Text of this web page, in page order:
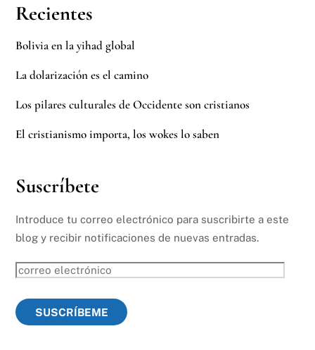
Recientes
Bolivia en la yihad global
La dolarización es el camino
Los pilares culturales de Occidente son cristianos
El cristianismo importa, los wokes lo saben
Suscríbete
Introduce tu correo electrónico para suscribirte a este
blog y recibir notificaciones de nuevas entradas.
correo
SUSCRÍBEME